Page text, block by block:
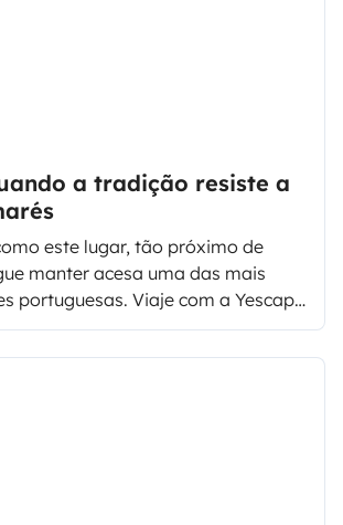
a tradição resiste a
este lugar, tão próximo de
manter acesa uma das mais
portuguesas. Viaje com a Yescapa
deixe-se seduzir pelo o que de mais
em Portugal: o mar, o cheiro a